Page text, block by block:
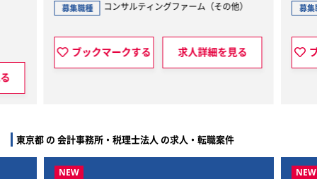
コンサルティングファーム（その他）
ブックマークする 求人詳細を見る
経理
ブックマー
東京都 の 会計事務所・税理士法人 の求人・転職案件